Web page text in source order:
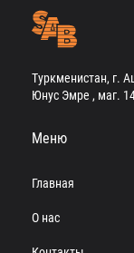
Туркменистан, г.
Юнус Эмре , маг.
Меню
Главная
О нас